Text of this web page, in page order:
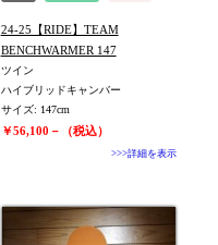
値下げしました
24-25【RIDE】TEAM
BENCHWARMER 147
ツイン
ハイブリッドキャンバー
サイズ: 147cm
￥56,100－（税込）
>>>詳細を表示